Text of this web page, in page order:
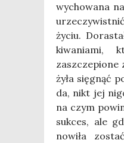
wycho­wa­na
życiu.
ki­wa­nia­mi,
ży­ła się­gnąć
da, nikt jej
na czym
suk­ces, ale
no­wi­ła